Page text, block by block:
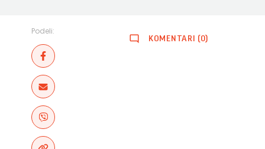
Podeli:
KOMENTARI (0)